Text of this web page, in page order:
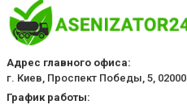
Адрес главного офиса:
г. Киев, Проспект Победы, 5, 02000
График работы: